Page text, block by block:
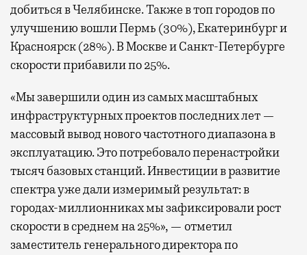
добиться в Челябинске. Также в топ городов по
улучшению вошли Пермь (30%), Екатеринбург и
Красноярск (28%). В Москве и Санкт-Петербурге
скорости прибавили по 25%.
«Мы завершили один из самых масштабных
инфраструктурных проектов последних лет —
массовый вывод нового частотного диапазона в
эксплуатацию. Это потребовало перенастройки
тысяч базовых станций. Инвестиции в развитие
спектра уже дали измеримый результат: в
городах-миллионниках мы зафиксировали рост
скорости в среднем на 25%», — отметил
заместитель генерального директора по